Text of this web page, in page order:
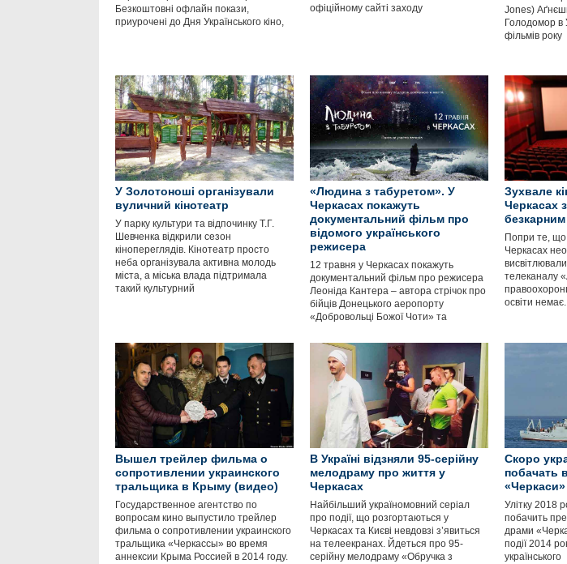
Безкоштовні офлайн покази,
приурочені до Дня Українського кіно,
офіційному сайті заходу
Jones)
Голодомор в
фільмів року
У Золотоноші організували
вуличний кінотеатр
У парку культури та відпочинку Т.Г.
Шевченка відкрили сезон
кінопереглядів. Кінотеатр просто
неба організувала активна молодь
міста, а міська влада підтримала
такий культурний
«Людина з табуретом». У
Черкасах покажуть
документальний фільм про
відомого українського
режисера
12 травня у Черкасах покажуть
документальний фільм про режисера
Леоніда Кантера – автора стрічок про
бійців Донецького аеропорту
«Добровольці Божої Чоти» та
Зухвале
Черкасах
безкарним
Попри те, що
Черкасах
телеканалу
освіти немає.
Вышел трейлер фильма о
сопротивлении украинского
тральщика в Крыму (видео)
Государственное агентство по
вопросам кино выпустило трейлер
фильма о сопротивлении украинского
тральщика «Черкассы» во время
аннексии Крыма Россией в 2014 году.
В Україні відзняли 95-серійну
мелодраму про життя у
Черкасах
Найбільший україномовний серіал
про події, що розгортаються у
Черкасах та Києві невдовзі з’явиться
на телеекранах. Йдеться про 95-
серійну мелодраму «Обручка з
Скоро
побачать
«Черкаси»
Улітку 2018
побачить
драми
події 2014
українського